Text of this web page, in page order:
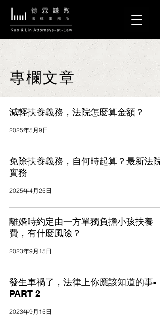
專欄文章
減輕扶養義務，法院怎麼算金額？
2025年5月9日
免除扶養義務，自何時起算？最新法院
實務
2025年4月25日
離婚時約定由一方單獨負擔小孩扶養
費，有什麼風險？
2023年9月15日
發生車禍了，法律上你應該知道的事-
PART 2
2023年9月15日